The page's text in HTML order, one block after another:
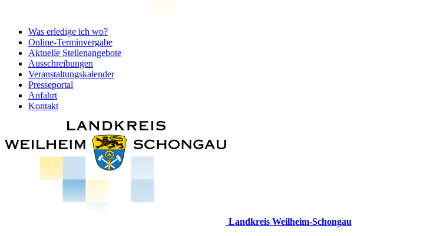
Was erledige ich wo?
Online-Terminvergabe
Aktuelle Stellenangebote
Ausschreibungen
Veranstaltungskalender
Presseportal
Anfahrt
Kontakt
Landkreis Weilheim-Schongau